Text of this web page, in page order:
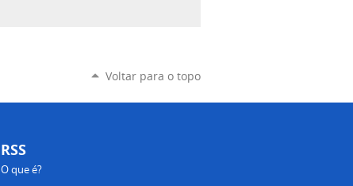
Voltar para o topo
RSS
O que é?